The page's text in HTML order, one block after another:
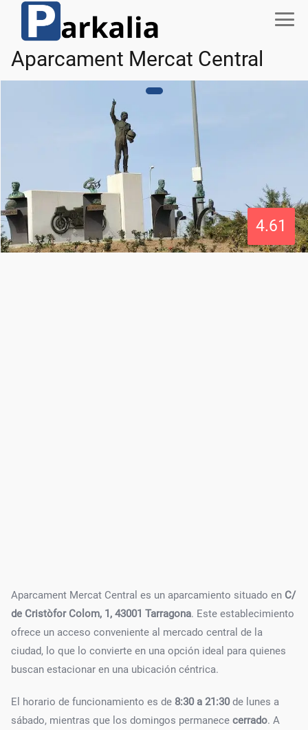
Aparcament Mercat Central
4.61
Aparcament Mercat Central es un aparcamiento situado en C/
de Cristòfor Colom, 1, 43001 Tarragona. Este establecimiento
ofrece un acceso conveniente al mercado central de la
ciudad, lo que lo convierte en una opción ideal para quienes
buscan estacionar en una ubicación céntrica.
El horario de funcionamiento es de 8:30 a 21:30de lunes a
sábado, mientras que los domingos permanece cerrado. A